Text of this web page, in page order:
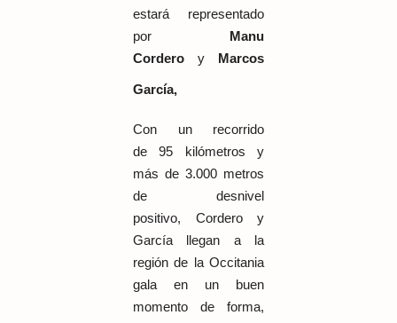
estará representado
por Manu
Cordero y Marcos
García,
Con un recorrido
de 95 kilómetros y
más de 3.000 metros
de desnivel
positivo, Cordero y
García llegan a la
región de la Occitania
gala en un buen
momento de forma,